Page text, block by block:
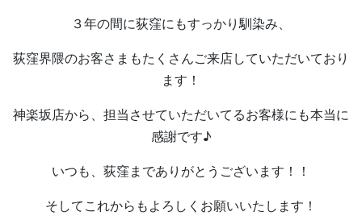
３年の間に荻窪にもすっかり馴染み、
荻窪界隈のお客さまもたくさんご来店していただいており
ます！
神楽坂店から、担当させていただいてるお客様にも本当に
感謝です♪
いつも、荻窪までありがとうございます！！
そしてこれからもよろしくお願いいたします！